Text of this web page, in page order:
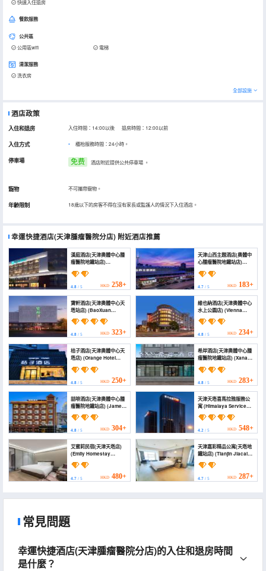
快速入住退房
餐飲服務
公共區
公用區wifi 電梯
清潔服務
洗衣房
全部設施
酒店政策
入住和退房 入住時間：14:00以後 退房時間：12:00以前
入住方式 櫃枱服務時間：24小時。
停車場 免费 酒店附近提供公共停車場 。
寵物 不可攜帶寵物。
年齡限制 18歲以下的房客不得在沒有家長或監護人的情況下入住酒店。
幸運快捷酒店(天津腫瘤醫院分店) 附近酒店推薦
漢庭酒店(天津奧體中心腫
瘤醫院地鐵站店)
Olympic Sports Center
Cancer Hospital
Subway Station))
4.8 / 5 HKD 258+
天津山西主題酒店(奧體中
心腫瘤醫院地鐵站店)
Hotel (Olympic Sports
Center Cancer Hospital
Subway Station
Branch))
4.7/ 5 HKD 183+
寶軒酒店(天津奧體中心天
塔站店) (BaoXuan
Hotel（Tianjin Olympic
Center Tianta Station
Branch）)
4.8 / 5 HKD 323+
維也納酒店(天津奧體中心
水上公園店) (Vienna
Hotel (Tianjin Olympic
Sports Center Water
Park))
4.8/ 5 HKD 234+
桔子酒店(天津奧體中心天
塔店) (Orange Hotel
Center Tianta Branch))
4.8 / 5 HKD 250+
希岸酒店(天津奧體中心腫
瘤醫院地鐵站店) (Xana
Zhongxin Zhongliu
Yiyuan Subway
Station))
4.8/ 5 HKD 283+
喆啡酒店(天津奧體中心腫
瘤醫院地鐵站店) (James
Joyce Coffetel Hotel
(Tianjin Aotizhongxin
Zhongliuyiyuan Subway
Station))
4.8 / 5 HKD 304+
天津天塔喜馬拉雅服務公
寓 (Himalaya Serviced
Residences Tianta
Tianjin)
4.2/ 5 HKD 548+
艾蜜莉民宿(天津天塔店)
(Emily Homestay
(Tianjin Tianta))
4.7 / 5 HKD 480+
天津嘉彩精品公寓(天塔地
鐵站店) (Tianjin Jiacai
Boutique Apartment
(Tianta Subway
4.7/ 5 HKD 287+
常見問題
幸運快捷酒店(天津腫瘤醫院分店)的入住和退房時間
是什麼？